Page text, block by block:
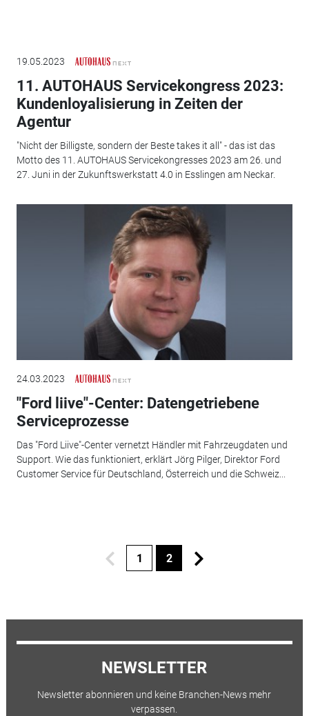
19.05.2023
11. AUTOHAUS Servicekongress 2023:
Kundenloyalisierung in Zeiten der
Agentur
"Nicht der Billigste, sondern der Beste takes it all" - das ist das
Motto des 11. AUTOHAUS Servicekongresses 2023 am 26. und
27. Juni in der Zukunftswerkstatt 4.0 in Esslingen am Neckar.
24.03.2023
"Ford liive"-Center: Datengetriebene
Serviceprozesse
Das "Ford Liive"-Center vernetzt Händler mit Fahrzeugdaten und
Support. Wie das funktioniert, erklärt Jörg Pilger, Direktor Ford
Customer Service für Deutschland, Österreich und die Schweiz...
1 2
NEWSLETTER
Newsletter abonnieren und keine Branchen-News mehr
verpassen.